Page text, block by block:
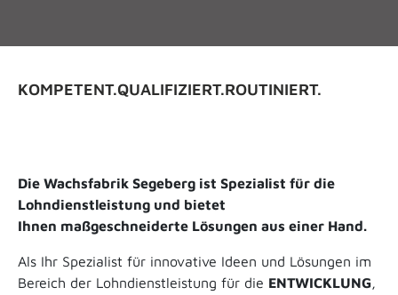
KOMPETENT.QUALIFIZIERT.ROUTINIERT.
Die Wachsfabrik Segeberg ist Spezialist für die
Lohndienstleistung und bietet
Ihnen maßgeschneiderte Lösungen aus einer Hand.
Als Ihr Spezialist für innovative Ideen und Lösungen im
Bereich der Lohndienstleistung für die ENTWICKLUNG,